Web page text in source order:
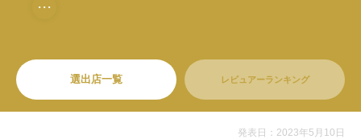
・・・
選出店一覧 レビュアーランキング
発表日：2023年5月10日